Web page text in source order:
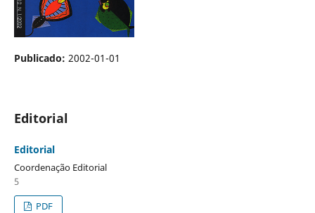
Publicado: 2002-01-01
Editorial
Editorial
Coordenação Editorial
5
PDF